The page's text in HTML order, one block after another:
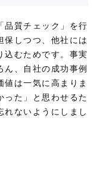
品質チェック」を行
保しつつ、他社には
込むためです。事実
、自社の成功事例
は一気に高まりま
た」と思わせるた
ないようにしまし